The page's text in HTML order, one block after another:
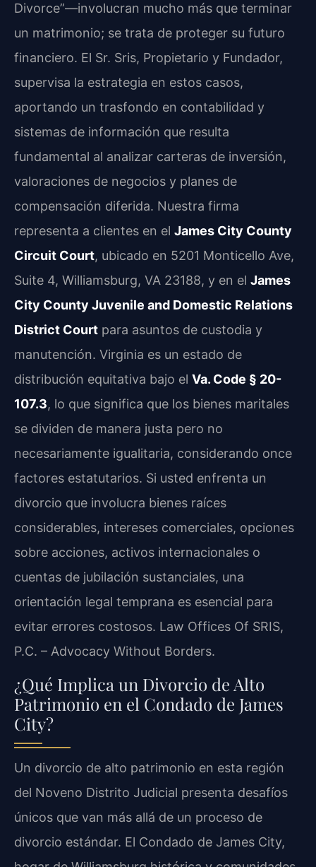
Divorce”—involucran mucho más que terminar
un matrimonio; se trata de proteger su futuro
financiero. El Sr. Sris, Propietario y Fundador,
supervisa la estrategia en estos casos,
aportando un trasfondo en contabilidad y
sistemas de información que resulta
fundamental al analizar carteras de inversión,
valoraciones de negocios y planes de
compensación diferida. Nuestra firma
representa a clientes en el James City County
Circuit Court, ubicado en 5201 Monticello Ave,
Suite 4, Williamsburg, VA 23188, y en el James
City County Juvenile and Domestic Relations
District Court para asuntos de custodia y
manutención. Virginia es un estado de
distribución equitativa bajo el Va. Code § 20-
107.3, lo que significa que los bienes maritales
se dividen de manera justa pero no
necesariamente igualitaria, considerando once
factores estatutarios. Si usted enfrenta un
divorcio que involucra bienes raíces
considerables, intereses comerciales, opciones
sobre acciones, activos internacionales o
cuentas de jubilación sustanciales, una
orientación legal temprana es esencial para
evitar errores costosos. Law Offices Of SRIS,
P.C. – Advocacy Without Borders.
¿Qué Implica un Divorcio de Alto
Patrimonio en el Condado de James
City?
Un divorcio de alto patrimonio en esta región
del Noveno Distrito Judicial presenta desafíos
únicos que van más allá de un proceso de
divorcio estándar. El Condado de James City,